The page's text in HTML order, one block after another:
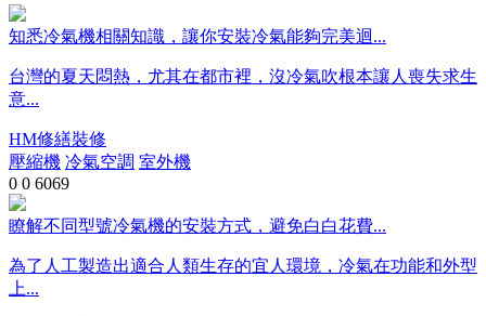
知悉冷氣機相關知識，讓你安裝冷氣能夠完美迴...
台灣的夏天悶熱，尤其在都市裡，沒冷氣吹根本讓人喪失求生
意...
HM修繕裝修
壓縮機 冷氣空調 室外機
0 0 6069
瞭解不同型號冷氣機的安裝方式，避免白白花費...
為了人工製造出適合人類生存的宜人環境，冷氣在功能和外型
上...